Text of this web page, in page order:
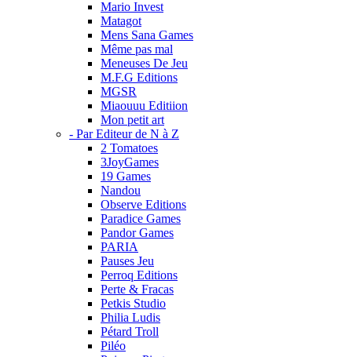
Mario Invest
Matagot
Mens Sana Games
Même pas mal
Meneuses De Jeu
M.F.G Editions
MGSR
Miaouuu Editiion
Mon petit art
- Par Editeur de N à Z
2 Tomatoes
3JoyGames
19 Games
Nandou
Observe Editions
Paradice Games
Pandor Games
PARIA
Pauses Jeu
Perroq Editions
Perte & Fracas
Petkis Studio
Philia Ludis
Pétard Troll
Piléo